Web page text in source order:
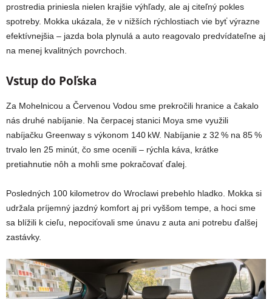
prostredia priniesla nielen krajšie výhľady, ale aj citeľný pokles
spotreby. Mokka ukázala, že v nižších rýchlostiach vie byť výrazne
efektívnejšia – jazda bola plynulá a auto reagovalo predvídateľne aj
na menej kvalitných povrchoch.
Vstup do Poľska
Za Mohelnicou a Červenou Vodou sme prekročili hranice a čakalo
nás druhé nabíjanie. Na čerpacej stanici Moya sme využili
nabíjačku Greenway s výkonom 140 kW. Nabíjanie z 32 % na 85 %
trvalo len 25 minút, čo sme ocenili – rýchla káva, krátke
pretiahnutie nôh a mohli sme pokračovať ďalej.
Posledných 100 kilometrov do Wroclawi prebehlo hladko. Mokka si
udržala príjemný jazdný komfort aj pri vyššom tempe, a hoci sme
sa blížili k cieľu, nepociťovali sme únavu z auta ani potrebu ďalšej
zastávky.